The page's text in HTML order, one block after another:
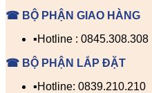
☎ BỘ PHẬN GIAO HÀNG
▪️Hotline : 0845.308.308
☎ BỘ PHẬN LẮP ĐẶT
▪️Hotline: 0839.210.210